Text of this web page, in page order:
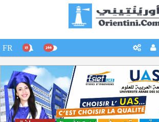
266
15
FR